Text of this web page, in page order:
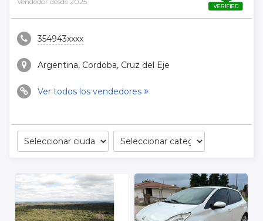
354943xxxx
Argentina, Cordoba, Cruz del Eje
Ver todos los vendedores